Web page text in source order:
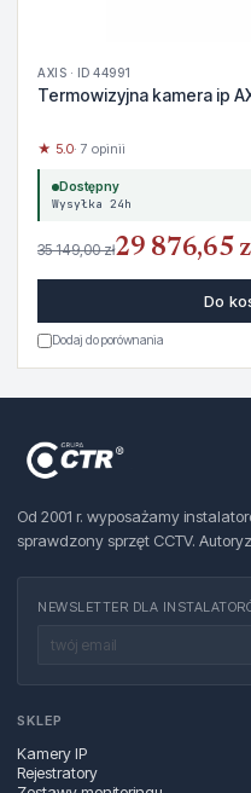
AXIS · ID 44991
Termowizyjna kamera ip
★ 5.0· 7 opinii
Dostępny
Wysyłka 24h
35 149,00 zł29 876,65
Do
Dodaj do porównania
Od 2001 r. wyposażamy
sprawdzony sprzęt CCTV.
NEWSLETTER DLA
SKLEP
Kamery IP
Rejestratory